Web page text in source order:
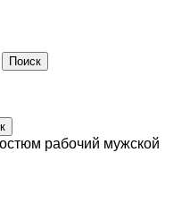
Поиск
рабочий мужской